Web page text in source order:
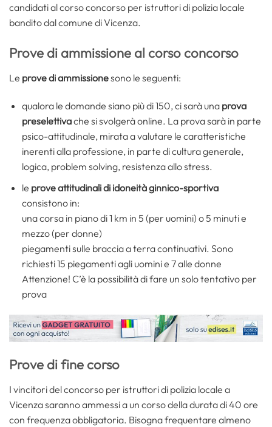
candidati al corso concorso per istruttori di polizia locale
bandito dal comune di Vicenza.
Prove di ammissione al corso concorso
Le prove di ammissionesono le seguenti:
qualora le domande siano più di 150, ci sarà una prova
preselettivache si svolgerà online. La prova sarà in parte
psico-attitudinale, mirata a valutare le caratteristiche
inerenti alla professione, in parte di cultura generale,
logica, problem solving, resistenza allo stress.
le prove attitudinali di idoneità ginnico-sportiva
consistono in:
una corsa in piano di 1 km in 5 (per uomini) o 5 minuti e
mezzo (per donne)
piegamenti sulle braccia a terra continuativi. Sono
richiesti 15 piegamenti agli uomini e 7 alle donne
Attenzione! C’è la possibilità di fare un solo tentativo per
prova
Prove di fine corso
I vincitori del concorso per istruttori di polizia locale a
Vicenza saranno ammessi a un corso della durata di 40 ore
con frequenza obbligatoria. Bisogna frequentare almeno